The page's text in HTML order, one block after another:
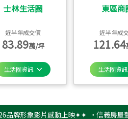
士林生活圈
近半年成交價
83.89萬/坪
生活圈資訊
東區商
近半年成
121.64
生活圈資訊
象影片感動上映✦✦ ‧信義房屋聲明稿